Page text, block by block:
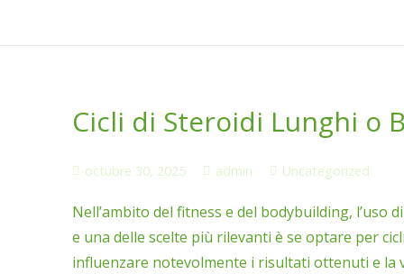
Cicli di Steroidi Lunghi o
octubre 30, 2025 admin Uncategorized
Nell’ambito del fitness e del bodybuilding,
e una delle scelte più rilevanti è se optare per
influenzare notevolmente i risultati ottenuti e la